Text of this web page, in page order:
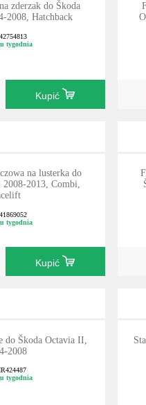
zderzak do Škoda
2008, Hatchback
tygodnia
Kupić
na lusterka do
2013, Combi,
tygodnia
Kupić
Škoda Octavia II,
2008
tygodnia